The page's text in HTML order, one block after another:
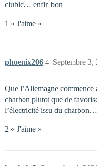
clubic… enfin bon
1 « J'aime »
phoenix206 Septembre 3,
4
Que l’Allemagne commence
charbon plutot que de
l’électricité issu du charbon…
2 « J'aime »